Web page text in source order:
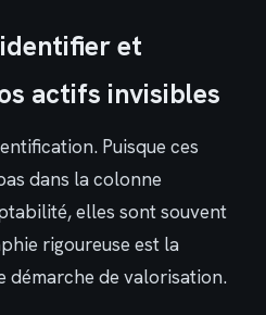
et
actifs invisibles
Puisque ces
dans la colonne
elles sont souvent
rigoureuse est la
démarche de valorisation.